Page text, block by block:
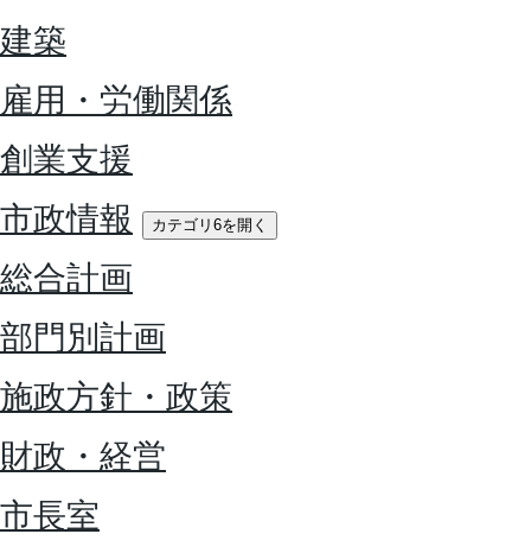
建築
雇用・労働関係
創業支援
市政情報
カテゴリ6を開く
総合計画
部門別計画
施政方針・政策
財政・経営
市長室